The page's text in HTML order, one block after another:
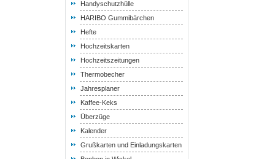
Handyschutzhülle
HARIBO Gummibärchen
Hefte
Hochzeitskarten
Hochzeitszeitungen
Thermobecher
Jahresplaner
Kaffee-Keks
Überzüge
Kalender
Grußkarten und Einladungskarten